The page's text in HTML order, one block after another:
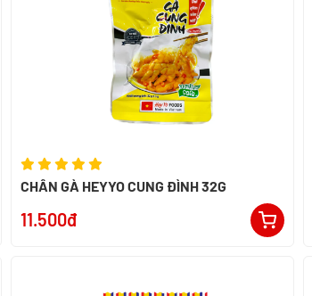
CHÂN GÀ HEYYO CUNG ĐÌNH 32G
11.500đ